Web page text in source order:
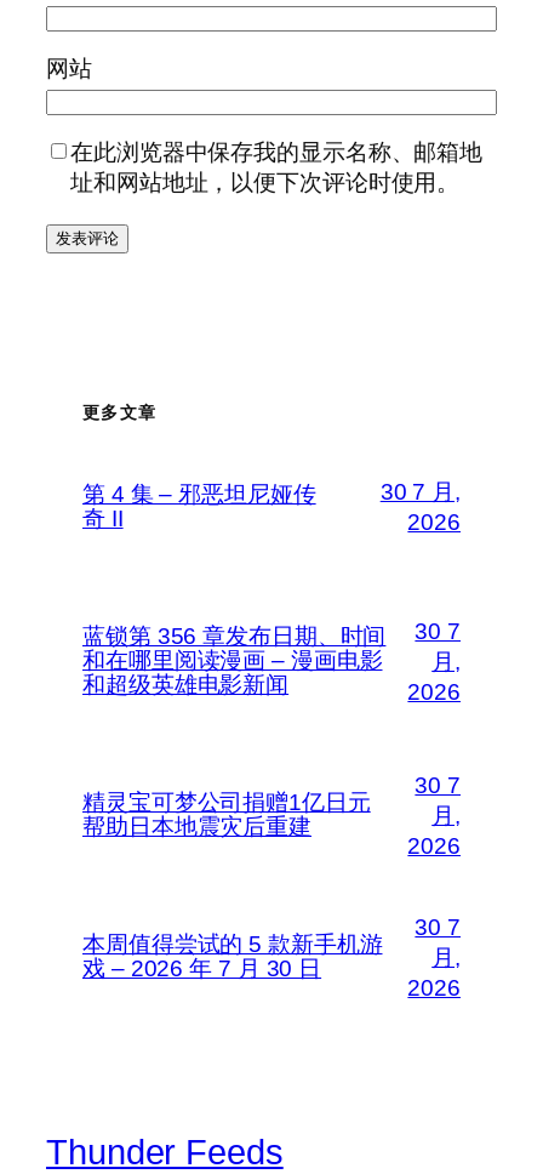
网站
在此浏览器中保存我的显示名称、邮箱地
址和网站地址，以便下次评论时使用。
更多文章
第 4 集 – 邪恶坦尼娅传
奇 II
30 7 月,
2026
蓝锁第 356 章发布日期、时间
和在哪里阅读漫画 – 漫画电影
和超级英雄电影新闻
30 7
月,
2026
精灵宝可梦公司捐赠1亿日元
帮助日本地震灾后重建
30 7
月,
2026
本周值得尝试的 5 款新手机游
戏 – 2026 年 7 月 30 日
30 7
月,
2026
Thunder Feeds